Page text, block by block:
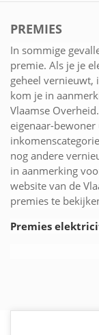
PREMIES
In sommige
premie. Als je je
geheel vernieuwt,
kom je in
Vlaamse
eigenaar-
nog andere
in aanmerking
website van de
premies te
Premies